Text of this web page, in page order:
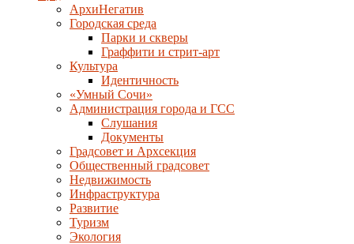
АрхиНегатив
Городская среда
Парки и скверы
Граффити и стрит-арт
Культура
Идентичность
«Умный Сочи»
Администрация города и ГСС
Слушания
Документы
Градсовет и Архсекция
Общественный градсовет
Недвижимость
Инфраструктура
Развитие
Туризм
Экология